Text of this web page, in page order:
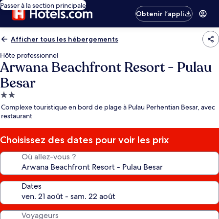
Passer à la section principale
Obtenir l’appli
Afficher tous les hébergements
Hôte professionnel
Arwana Beachfront Resort - Pulau
Besar
Hébergement
2.0 étoiles
Complexe touristique en bord de plage à Pulau Perhentian Besar, avec
restaurant
Choisissez des dates pour voir les prix
Où allez-vous ?
Dates
Voyageurs